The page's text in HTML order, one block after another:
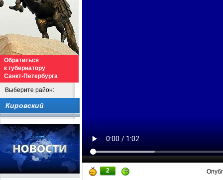
Обратиться
к губернатору
Санкт-Петербурга
Выберите район:
Кировский
2